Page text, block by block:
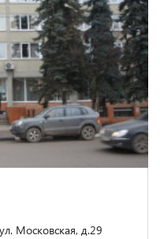
Московская, д.29